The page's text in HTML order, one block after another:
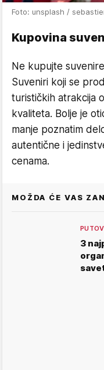
Foto: unsplash /
Kupovina
Ne kupujte
Suveniri koji se
turističkih atrakcija
kvaliteta. Bolje je
manje poznatim
autentične i
cenama.
MOŽDA ĆE VAS
3